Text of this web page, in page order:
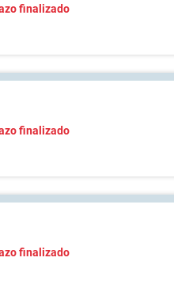
finalizado
finalizado
finalizado